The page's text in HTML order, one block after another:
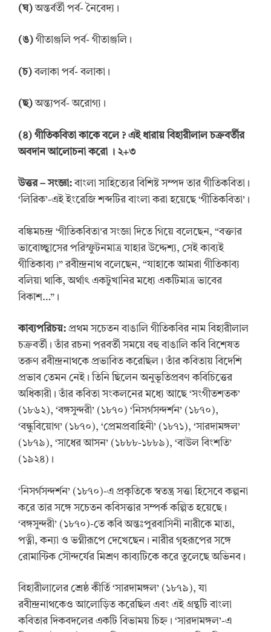
(ঘ)অন্তর্বর্তী পর্ব- নৈবেদ্য।
(ঙ) গীতাঞ্জলি পর্ব- গীতাঞ্জলি।
(চ)বলাকা পর্ব- বলাকা।
(ছ)অন্ত্যপর্ব- অরোগ্য।
(৪) গীতিকবিতা কাকে বলে ? এই ধারায় বিহারীলাল চক্রবর্তীর
অবদান আলোচনা করো । ২+৩
উত্তর–সংজ্ঞা:বাংলা সাহিত্যের বিশিষ্ট সম্পদ তার গীতিকবিতা।
‘লিরিক’-এই ইংরেজি শব্দটির বাংলা করা হয়েছে ‘গীতিকবিতা’।
বঙ্কিমচন্দ্র ‘গীতিকবিতা’র সংজ্ঞা দিতে গিয়ে বলেছেন, “বক্তার
ভাবোচ্ছ্বাসের পরিস্ফুটনমাত্র যাহার উদ্দেশ্য, সেই কাব্যই
গীতিকাব্য।” রবীন্দ্রনাথ বলেছেন, “যাহাকে আমরা গীতিকাব্য
বলিয়া থাকি, অর্থাৎ একটুখানির মধ্যে একটিমাত্র ভাবের
বিকাশ…”।
কাব্যপরিচয়: প্রথম সচেতন বাঙালি গীতিকবির নাম বিহারীলাল
চক্রবর্তী। তাঁর রচনা পরবর্তী সময়ে বহু বাঙালি কবি বিশেষত
তরুণ রবীন্দ্রনাথকে প্রভাবিত করেছিল। তাঁর কবিতায় বিদেশি
প্রভাব তেমন নেই। তিনি ছিলেন অনুভূতিপ্রবণ কবিচিত্তের
অধিকারী। তাঁর কবিতা সংকলনের মধ্যে আছে ‘সংগীতশতক’
(১৮৬২), ‘বঙ্গসুন্দরী’ (১৮৭০) ‘নিসর্গসন্দর্শন’ (১৮৭০),
‘বন্ধুবিয়োগ’ (১৮৭০), ‘প্রেমপ্রবাহিনী’ (১৮৭১), ‘সারদামঙ্গল’
(১৮৭৯), ‘সাধের আসন’ (১৮৮৮-১৮৮৯), ‘বাউল বিংশতি’
(১৯২৪)।
‘নিসর্গসন্দর্শন’ (১৮৭০)-এ প্রকৃতিকে স্বতন্ত্র সত্তা হিসেবে কল্পনা
করে তার সঙ্গে সচেতন কবিসত্তার সম্পর্ক কল্পিত হয়েছে।
‘বঙ্গসুন্দরী’ (১৮৭০)-তে কবি অন্তঃপুরবাসিনী নারীকে মাতা,
পত্নী, কন্যা ও ভগ্নীরূপে দেখেছেন। নারীর গৃহরূপের সঙ্গে
রোমান্টিক সৌন্দর্যের মিশ্রণ কাব্যটিকে করে তুলেছে অভিনব।
বিহারীলালের শ্রেষ্ঠ কীর্তি ‘সারদামঙ্গল’ (১৮৭৯), যা
রবীন্দ্রনাথকেও আলোড়িত করেছিল এবং এই গ্রন্থটি বাংলা
কবিতার দিকবদলের একটি বিভাময় চিহ্ন। ‘সারদামঙ্গল’-এ